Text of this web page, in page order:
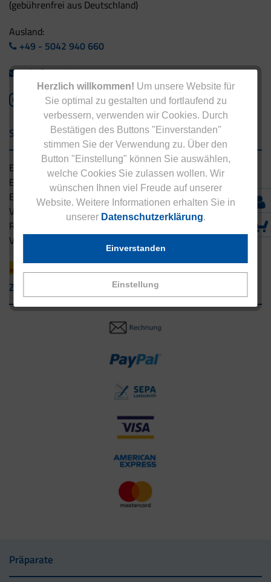
Herzlich willkommen! Um unsere Website für
Sie optimal zu gestalten und fortlaufend zu
verbessern, verwenden wir Cookies. Durch
Bestätigen des Buttons "Einverstanden"
stimmen Sie der Verwendung zu. Über den
Button "Einstellung" können Sie auswählen,
welche Cookies Sie zulassen wollen. Wir
wünschen Ihnen viel Freude auf unserer
Website. Weitere Informationen erhalten Sie in
unserer Datenschutzerklärung.
Einstellung
Einverstanden
(gebührenfrei aus Deutschland)
Ausland:
+49 - 5042 940 660
info@eucell.de
Service & Versand
Eucell Gesundheitsservice
Eucell Ernährungscoach
Eucell Fitness Coach
Versandbedingungen
Rücksendung
Versandpartner innerhalb Deutschlands
Zahlungsarten
Präparate